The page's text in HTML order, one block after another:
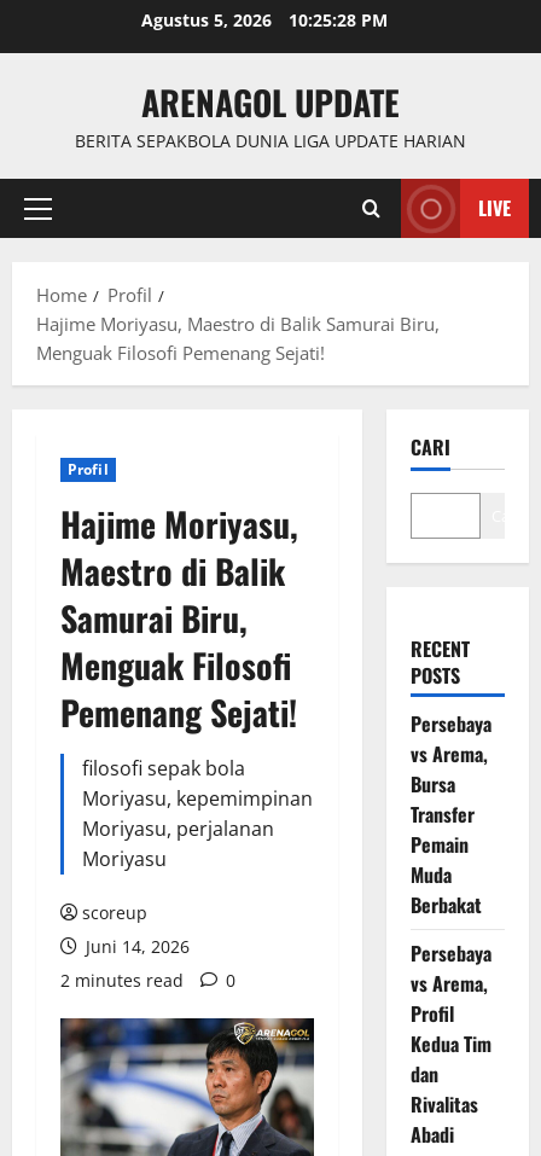
Agustus 5, 2026 10:25:29 PM
ARENAGOL UPDATE
BERITA SEPAKBOLA DUNIA LIGA UPDATE HARIAN
Primary
LIVE
Home
Profil
Hajime Moriyasu, Maestro di Balik Samurai Biru,
Menguak Filosofi Pemenang Sejati!
Profil
Hajime Moriyasu,
Maestro di Balik
Samurai Biru,
Menguak Filosofi
Pemenang Sejati!
filosofi sepak bola
Moriyasu, kepemimpinan
Moriyasu, perjalanan
Moriyasu
scoreup
Juni 14, 2026
2 minutes read
0
CARI
RECENT
POSTS
Persebaya
vs Arema,
Bursa
Transfer
Pemain
Muda
Berbakat
Persebaya
vs Arema,
Profil
Kedua Tim
dan
Rivalitas
Abadi